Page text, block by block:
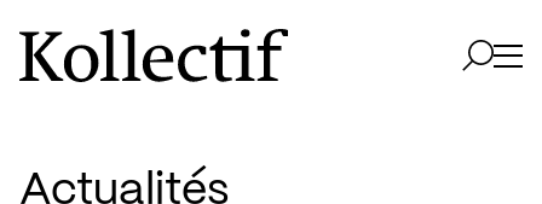
Aller à la page d'accueil
Logo Kollectif
Actualités